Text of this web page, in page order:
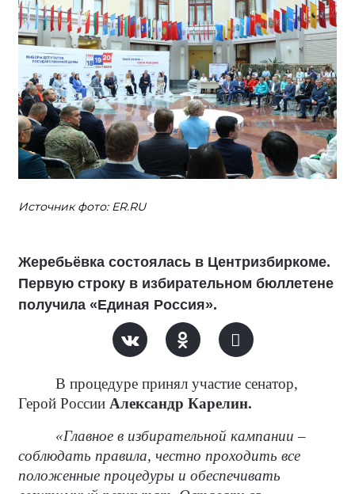
Источник фото: ER.RU
Жеребьёвка состоялась в Центризбиркоме.
Первую строку в избирательном бюллетене
получила «Единая Россия».
В процедуре принял участие сенатор,
Герой России Александр Карелин.
«Главное в избирательной кампании –
соблюдать правила, честно проходить все
положенные процедуры и обеспечивать